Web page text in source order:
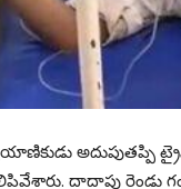
అదుపుతప్పి
దాదాపు రెండు